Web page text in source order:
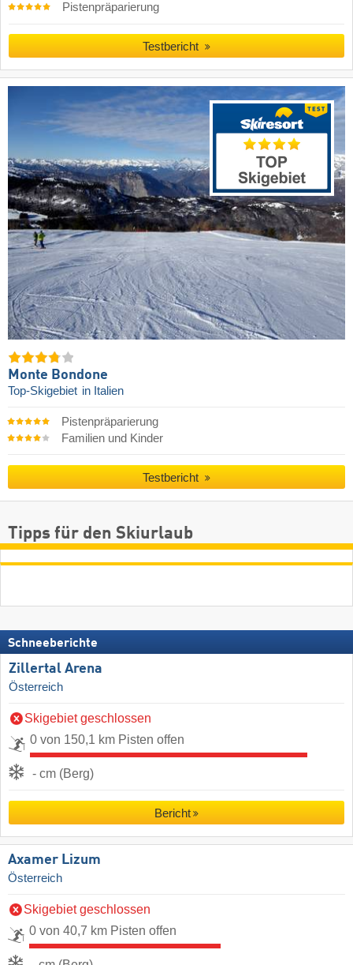
Pistenpräparierung
Testbericht
Monte Bondone
Top-Skigebiet in Italien
Pistenpräparierung
Familien und Kinder
Testbericht
Tipps für den Skiurlaub
Schneeberichte
Zillertal Arena
Österreich
Skigebiet geschlossen
0 von 150,1 km Pisten offen
- cm (Berg)
Bericht
Axamer Lizum
Österreich
Skigebiet geschlossen
0 von 40,7 km Pisten offen